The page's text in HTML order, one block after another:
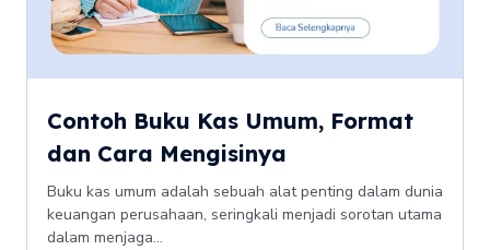
Contoh Buku Kas Umum, Format
dan Cara Mengisinya
Buku kas umum adalah sebuah alat penting dalam dunia
keuangan perusahaan, seringkali menjadi sorotan utama
dalam menjaga...